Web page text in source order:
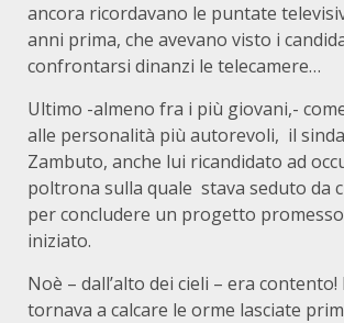
ancora ricordavano le puntate
anni prima, che avevano visto i
confrontarsi dinanzi le telecamere…
Ultimo -almeno fra i più giovani,-
alle personalità più autorevoli, il
Zambuto, anche lui ricandidato ad
poltrona sulla quale stava seduto da
per concludere un progetto
iniziato.
Noè – dall’alto dei cieli – era
tornava a calcare le orme lasciate